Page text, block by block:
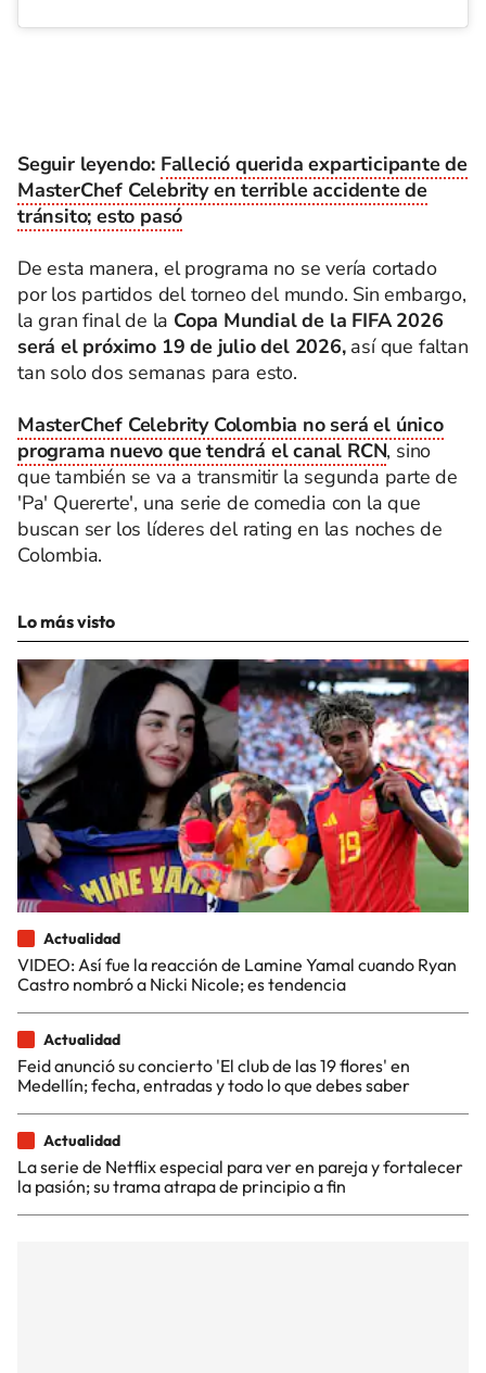
Seguir leyendo: Falleció querida exparticipante de
MasterChef Celebrity en terrible accidente de
tránsito; esto pasó
De esta manera, el programa no se vería cortado
por los partidos del torneo del mundo. Sin embargo,
la gran final de la Copa Mundial de la FIFA 2026
será el próximo 19 de julio del 2026,así que faltan
tan solo dos semanas para esto.
MasterChef Celebrity Colombia no será el único
programa nuevo que tendrá el canal RCN, sino
que también se va a transmitir la segunda parte de
'Pa' Quererte', una serie de comedia con la que
buscan ser los líderes del rating en las noches de
Colombia.
Lo más visto
Actualidad
VIDEO: Así fue la reacción de Lamine Yamal cuando Ryan
Castro nombró a Nicki Nicole; es tendencia
Actualidad
Feid anunció su concierto 'El club de las 19 flores' en
Medellín; fecha, entradas y todo lo que debes saber
Actualidad
La serie de Netflix especial para ver en pareja y fortalecer
la pasión; su trama atrapa de principio a fin